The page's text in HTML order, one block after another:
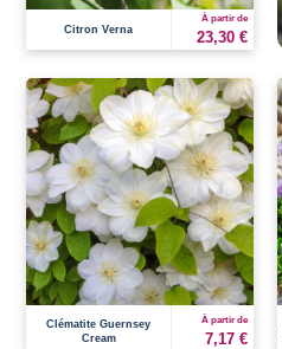
Citron Verna
À partir de
23,30 €
Clématite Guernsey
Cream
À partir de
7,17 €